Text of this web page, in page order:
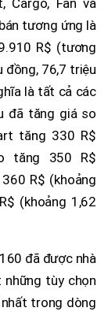
tương ứng là
R$ (tương
đồng, 76,7 triệu
là tất cả các
đã tăng giá so
tăng 330 R$
tăng 350 R$
R$ (khoảng
(khoảng 1,62
đã được nhà
những tùy chọn
trong dòng